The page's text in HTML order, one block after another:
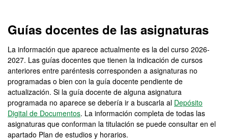
Guías docentes de las asignaturas
La información que aparece actualmente es la del curso 2026-
2027. Las guías docentes que tienen la indicación de cursos
anteriores entre paréntesis corresponden a asignaturas no
programadas o bien con la guía docente pendiente de
actualización. Si la guía docente de alguna asignatura
programada no aparece se debería ir a buscarla al Depósito
Digital de Documentos. La información completa de todas las
asignaturas que conforman la titulación se puede consultar en el
apartado Plan de estudios y horarios.